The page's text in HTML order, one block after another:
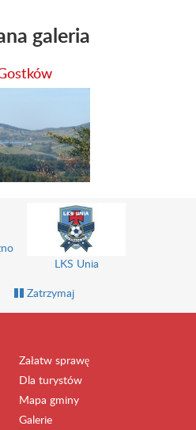
galeria
LKS Unia
Zatrzymaj
Załatw sprawę
Dla turystów
Mapa gminy
Galerie